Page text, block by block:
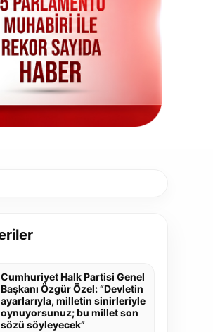
Cumhuriyet Halk Partisi Genel
Başkanı Özgür Özel: “Devletin
ayarlarıyla, milletin sinirleriyle
oynuyorsunuz; bu millet son
sözü söyleyecek”